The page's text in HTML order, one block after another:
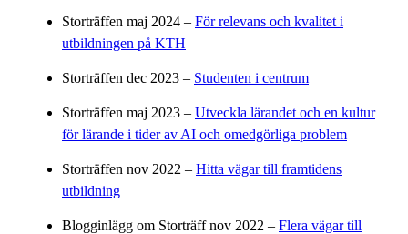
Storträffen maj 2024 – För relevans och kvalitet i
utbildningen på KTH
Storträffen dec 2023 – Studenten i centrum
Storträffen maj 2023 – Utveckla lärandet och en kultur
för lärande i tider av AI och omedgörliga problem
Storträffen nov 2022 – Hitta vägar till framtidens
utbildning
Blogginlägg om Storträff nov 2022 – Flera vägar till